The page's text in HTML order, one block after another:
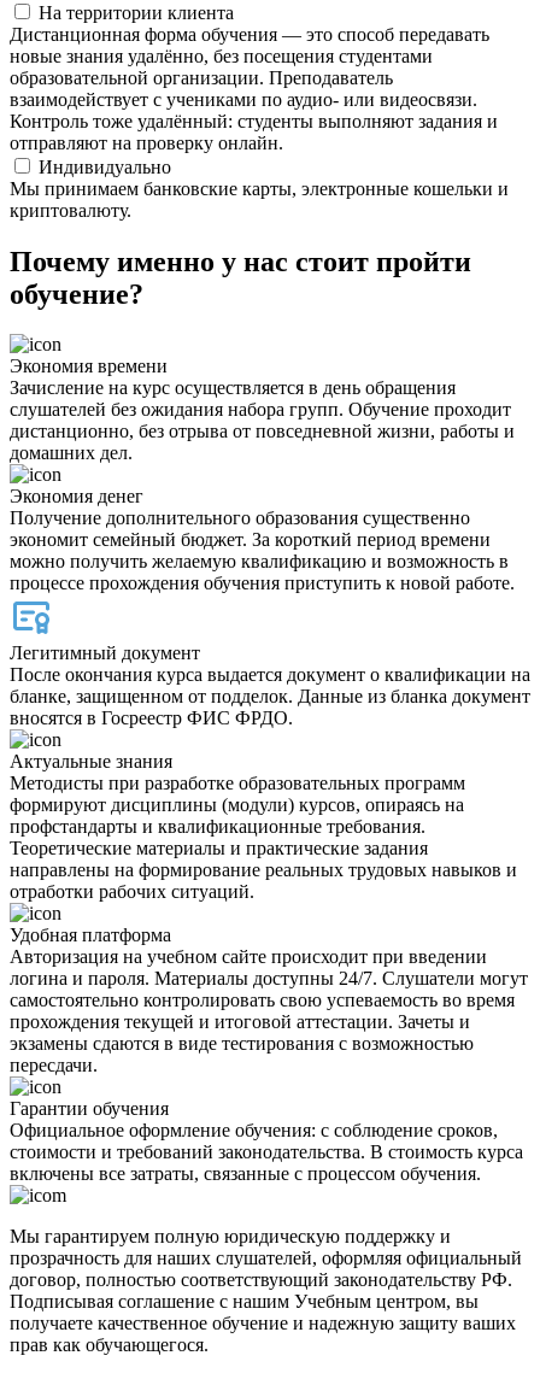
На территории клиента
Дистанционная форма обучения — это способ передавать
новые знания удалённо, без посещения студентами
образовательной организации. Преподаватель
взаимодействует с учениками по аудио- или видеосвязи.
Контроль тоже удалённый: студенты выполняют задания и
отправляют на проверку онлайн.
Индивидуально
Мы принимаем банковские карты, электронные кошельки и
криптовалюту.
Почему именно у нас стоит пройти
обучение?
Экономия времени
Зачисление на курс осуществляется в день обращения
слушателей без ожидания набора групп. Обучение проходит
дистанционно, без отрыва от повседневной жизни, работы и
домашних дел.
Экономия денег
Получение дополнительного образования существенно
экономит семейный бюджет. За короткий период времени
можно получить желаемую квалификацию и возможность в
процессе прохождения обучения приступить к новой работе.
Легитимный документ
После окончания курса выдается документ о квалификации на
бланке, защищенном от подделок. Данные из бланка документ
вносятся в Госреестр ФИС ФРДО.
Актуальные знания
Методисты при разработке образовательных программ
формируют дисциплины (модули) курсов, опираясь на
профстандарты и квалификационные требования.
Теоретические материалы и практические задания
направлены на формирование реальных трудовых навыков и
отработки рабочих ситуаций.
Удобная платформа
Авторизация на учебном сайте происходит при введении
логина и пароля. Материалы доступны 24/7. Слушатели могут
самостоятельно контролировать свою успеваемость во время
прохождения текущей и итоговой аттестации. Зачеты и
экзамены сдаются в виде тестирования с возможностью
пересдачи.
Гарантии обучения
Официальное оформление обучения: с соблюдение сроков,
стоимости и требований законодательства. В стоимость курса
включены все затраты, связанные с процессом обучения.
Мы гарантируем полную юридическую поддержку и
прозрачность для наших слушателей, оформляя официальный
договор, полностью соответствующий законодательству РФ.
Подписывая соглашение с нашим Учебным центром, вы
получаете качественное обучение и надежную защиту ваших
прав как обучающегося.